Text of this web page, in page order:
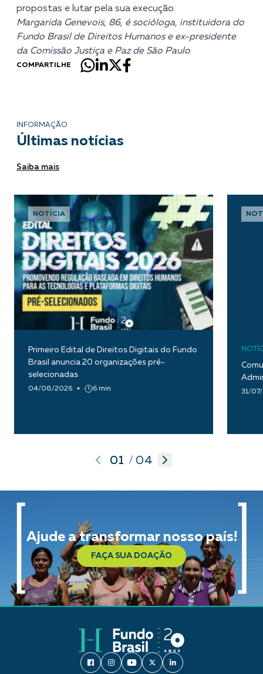
propostas e lutar pela sua execução.
Margarida Genevois, 86, é socióloga, instituidora do
Fundo Brasil de Direitos Humanos e ex-presidente
da Comissão Justiça e Paz de São Paulo
COMPARTILHE
INFORMAÇÃO
Últimas notícias
Saiba mais
NOTÍCIA
Primeiro Edital de Direitos Digitais do Fundo
Brasil anuncia 20 organizações pré-
selecionadas
04/08/2026 6 min 31/
01 / 04
Ajude a transformar nosso país!
FAÇA SUA DOAÇÃO